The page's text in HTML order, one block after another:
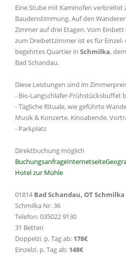
Eine Stube mit Kaminofen verbreitet
Baudenstimmung. Auf den
Zimmer auf drei Etagen. Vom
zum Dreibettzimmer ist es für
begehrtes Quartier in Schmilka,
Bad Schandau.
Diese Leistungen sind im
- Bio-Langschläfer-Frühstücksbuffet
- Tägliche Rituale, wie geführte
Musik & Konzerte, Kinoabende,
- Parkplatz
Direktbuchung möglich
BuchungsanfrageInternetseite
Hotel zur Mühle
01814 Bad Schandau, OT Schmilka
Schmilka Nr. 36
Telefon: 035022 9130
31 Betten
Doppelzi. p. Tag ab: 178€
Einzelzi. p. Tag ab: 148€